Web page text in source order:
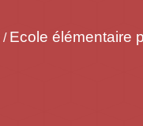
/ Ecole élémentaire